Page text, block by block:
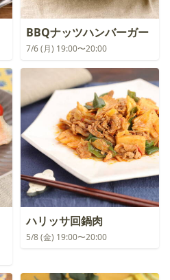
BBQナッツハンバーガー
7/6 (月) 19:00〜20:00
ハリッサ回鍋肉
5/8 (金) 19:00〜20:00